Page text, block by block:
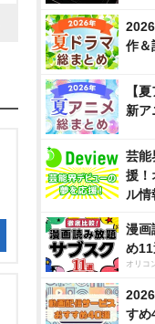
作＆
【
新ア
芸能
援！
ル
漫画
め11
オリコ
すめ